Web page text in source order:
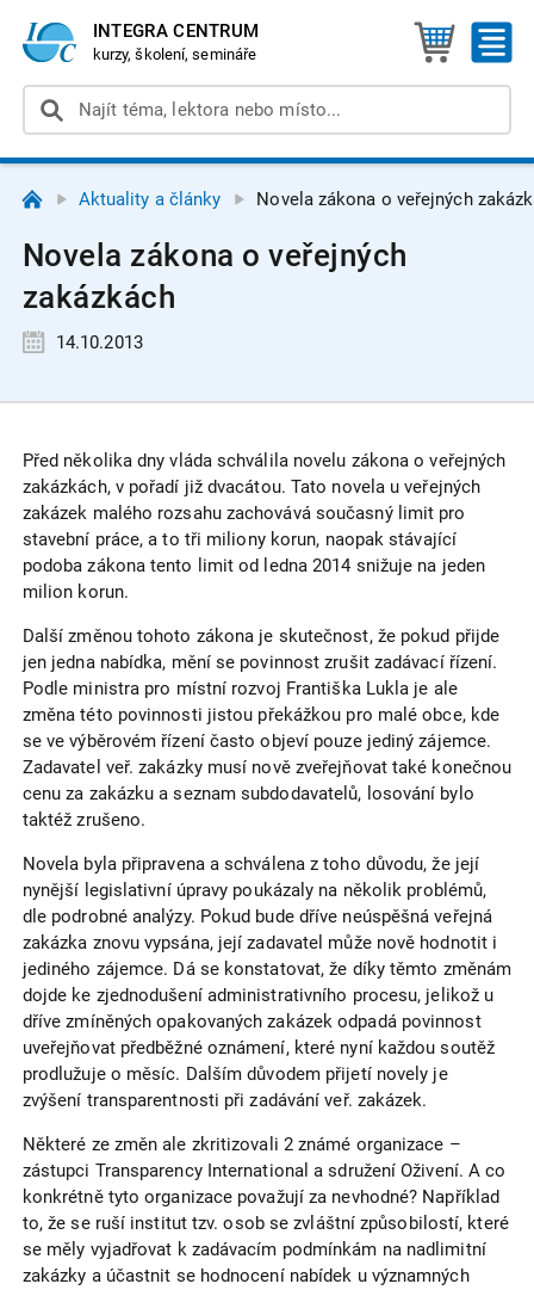
INTEGRA CENTRUM
kurzy, školení, semináře
Aktuality a články Novela zákona o veřejných
Novela zákona o veřejných
zakázkách
14.10.2013
Před několika dny vláda schválila novelu zákona o veřejných
zakázkách, v pořadí již dvacátou. Tato novela u veřejných
zakázek malého rozsahu zachovává současný limit pro
stavební práce, a to tři miliony korun, naopak stávající
podoba zákona tento limit od ledna 2014 snižuje na jeden
milion korun.
Další změnou tohoto zákona je skutečnost, že pokud přijde
jen jedna nabídka, mění se povinnost zrušit zadávací řízení.
Podle ministra pro místní rozvoj Františka Lukla je ale
změna této povinnosti jistou překážkou pro malé obce, kde
se ve výběrovém řízení často objeví pouze jediný zájemce.
Zadavatel veř. zakázky musí nově zveřejňovat také konečnou
cenu za zakázku a seznam subdodavatelů, losování bylo
taktéž zrušeno.
Novela byla připravena a schválena z toho důvodu, že její
nynější legislativní úpravy poukázaly na několik problémů,
dle podrobné analýzy. Pokud bude dříve neúspěšná veřejná
zakázka znovu vypsána, její zadavatel může nově hodnotit i
jediného zájemce. Dá se konstatovat, že díky těmto změnám
dojde ke zjednodušení administrativního procesu, jelikož u
dříve zmíněných opakovaných zakázek odpadá povinnost
uveřejňovat předběžné oznámení, které nyní každou soutěž
prodlužuje o měsíc. Dalším důvodem přijetí novely je
zvýšení transparentnosti při zadávání veř. zakázek.
Některé ze změn ale zkritizovali 2 známé organizace –
zástupci Transparency International a sdružení Oživení. A co
konkrétně tyto organizace považují za nevhodné? Například
to, že se ruší institut tzv. osob se zvláštní způsobilostí, které
se měly vyjadřovat k zadávacím podmínkám na nadlimitní
zakázky a účastnit se hodnocení nabídek u významných